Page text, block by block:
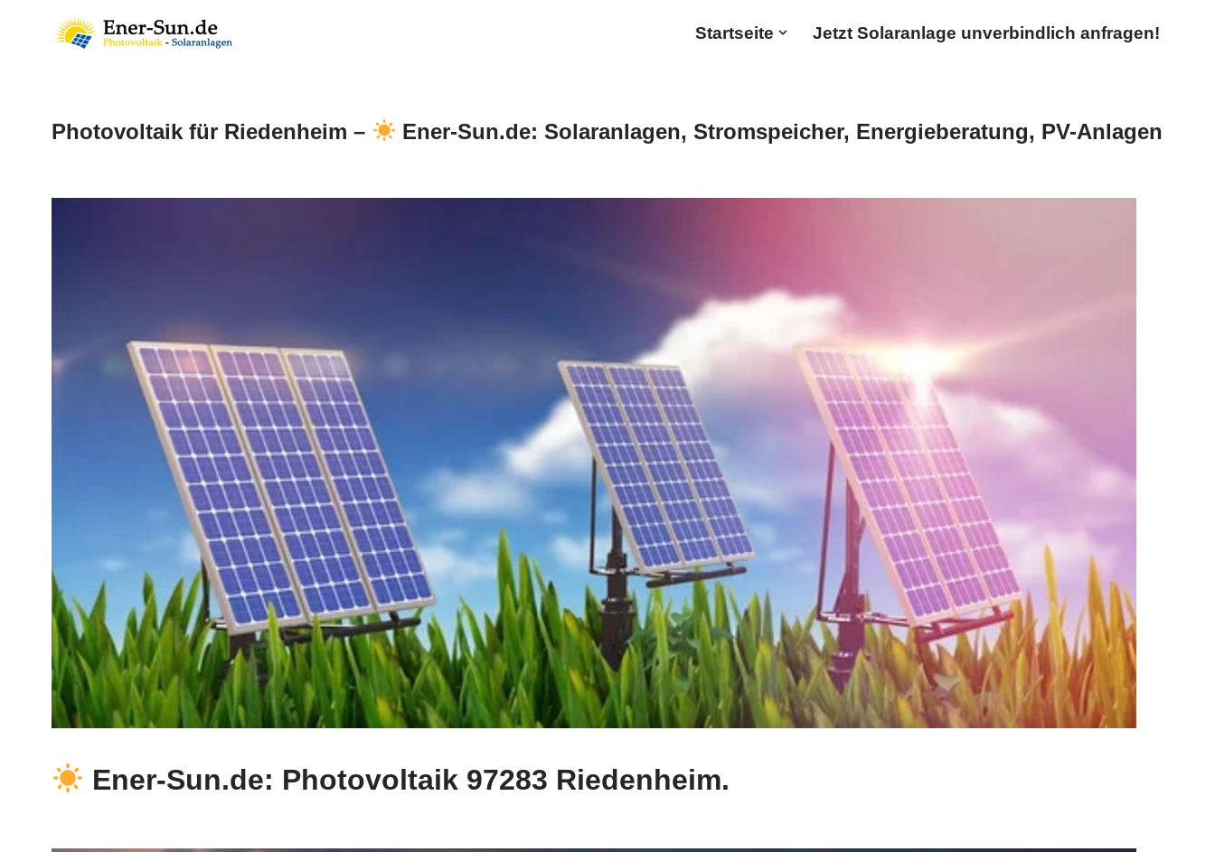
Startseite Jetzt Solaranlage unverbindlich anfragen!
Photovoltaik für Riedenheim – Ener-Sun.de: Solaranlagen, Stromspeicher, Energieberatung, PV-Anlagen
Ener-Sun.de: Photovoltaik 97283 Riedenheim.